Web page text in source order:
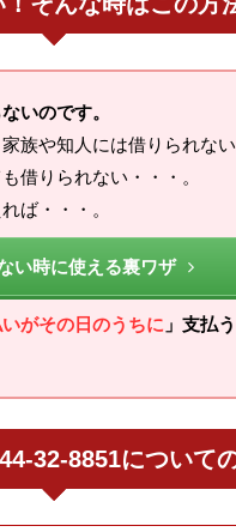
いのです。
族や知人には借りられない
借りられない・・・。
ば・・・。
い時に使える裏ワザ
がその日のうちに 」支払
32-8851について